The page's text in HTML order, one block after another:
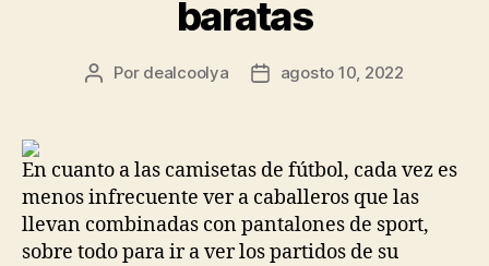
baratas
Autor
Por dealcoolya
Fechaagosto 10, 2022
En cuanto a las camisetas de fútbol, cada vez es
menos infrecuente ver a caballeros que las
llevan combinadas con pantalones de sport,
sobre todo para ir a ver los partidos de su